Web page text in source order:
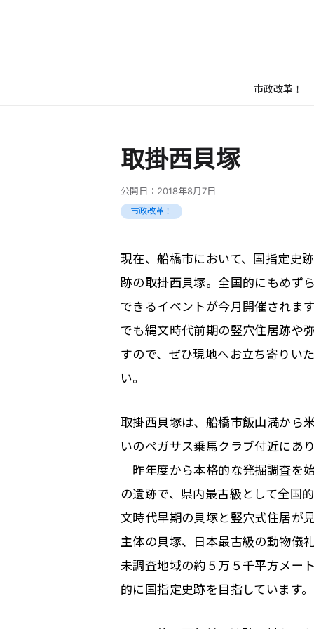
市政改革！
取掛西貝塚
公開日： 2018年8月7日
市政改革！
現在、船橋市において、国指定史
跡の取掛西貝塚。全国的にもめず
できるイベントが今月開催されま
でも縄文時代前期の竪穴住居跡や
すので、ぜひ現地へお立ち寄りい
い。
取掛西貝塚は、船橋市飯山満から
いのペガサス乗馬クラブ付近にあ
昨年度から本格的な発掘調査を
の遺跡で、県内最古級として全国
文時代早期の貝塚と竪穴式住居が
主体の貝塚、日本最古級の動物儀
未調査地域の約５万５千平方メー
的に国指定史跡を目指しています。